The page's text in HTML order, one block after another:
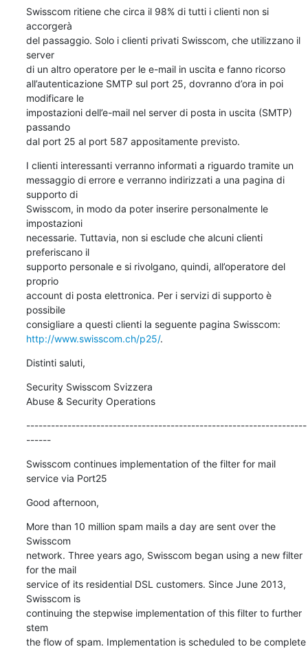
Swisscom ritiene che circa il 98% di tutti i clienti non si
accorgerà
del passaggio. Solo i clienti privati Swisscom, che utilizzano il
server
di un altro operatore per le e-mail in uscita e fanno ricorso
all’autenticazione SMTP sul port 25, dovranno d’ora in poi
modificare le
impostazioni dell’e-mail nel server di posta in uscita (SMTP)
passando
dal port 25 al port 587 appositamente previsto.
I clienti interessanti verranno informati a riguardo tramite un
messaggio di errore e verranno indirizzati a una pagina di
supporto di
Swisscom, in modo da poter inserire personalmente le
impostazioni
necessarie. Tuttavia, non si esclude che alcuni clienti
preferiscano il
supporto personale e si rivolgano, quindi, all’operatore del
proprio
account di posta elettronica. Per i servizi di supporto è
possibile
http://www.swisscom.ch/p25/.
Distinti saluti,
Security Swisscom Svizzera
Abuse & Security Operations
--------------------------------------------------------------------
------
Swisscom continues implementation of the filter for mail
service via Port25
Good afternoon,
More than 10 million spam mails a day are sent over the
Swisscom
network. Three years ago, Swisscom began using a new filter
for the mail
service of its residential DSL customers. Since June 2013,
Swisscom is
continuing the stepwise implementation of this filter to further
stem
the flow of spam. Implementation is scheduled to be complete